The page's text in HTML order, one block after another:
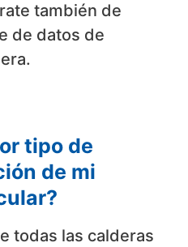
también de
de datos de
tipo de
de mi
todas las calderas